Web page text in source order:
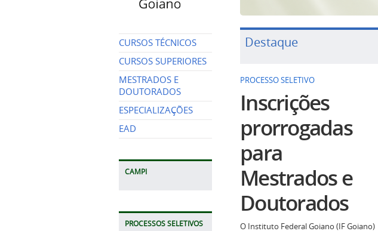
CURSOS TÉCNICOS
CURSOS SUPERIORES
MESTRADOS E
DOUTORADOS
ESPECIALIZAÇÕES
EAD
CAMPI
PROCESSOS SELETIVOS
Destaque
PROCESSO SELETIVO
Inscrições
prorrogadas
para
Mestrados e
Doutorados
O Instituto Federal Goiano (IF Goiano)